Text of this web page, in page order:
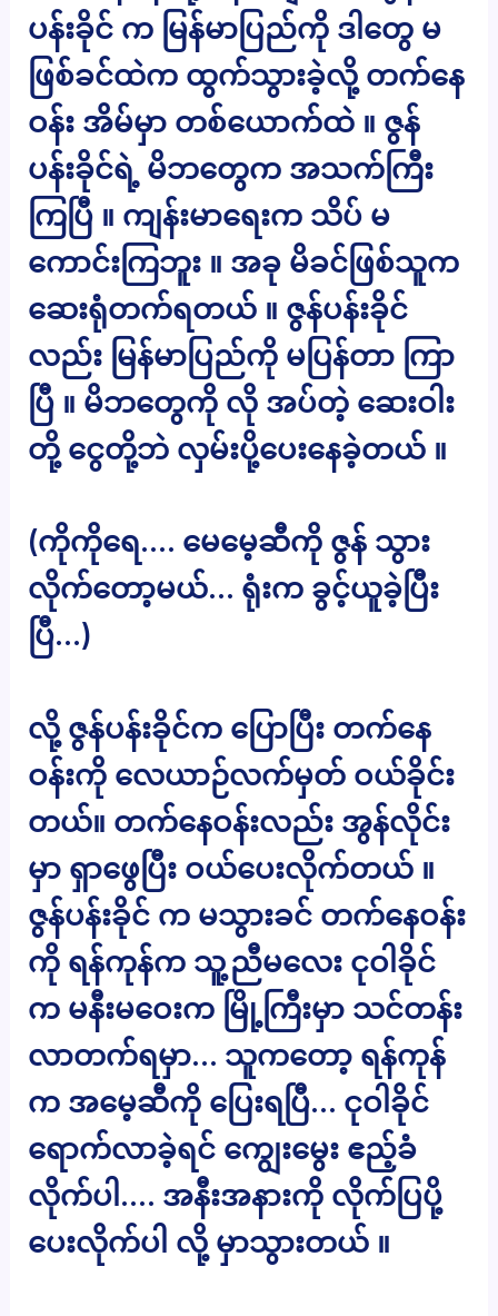
ပန်းခိုင် က မြန်မာပြည်ကို ဒါတွေ မ
ဖြစ်ခင်ထဲက ထွက်သွားခဲ့လို့ တက်နေ
ဝန်း အိမ်မှာ တစ်ယောက်ထဲ ။ ဇွန်
ပန်းခိုင်ရဲ့ မိဘတွေက အသက်ကြီး
ကြပြီ ။ ကျန်းမာရေးက သိပ် မ
ကောင်းကြဘူး ။ အခု မိခင်ဖြစ်သူက
ဆေးရုံတက်ရတယ် ။ ဇွန်ပန်းခိုင်
လည်း မြန်မာပြည်ကို မပြန်တာ ကြာ
ပြီ ။ မိဘတွေကို လို အပ်တဲ့ ဆေးဝါး
တို့ ငွေတို့ဘဲ လှမ်းပို့ပေးနေခဲ့တယ် ။
(ကိုကိုရေ…. မေမေ့ဆီကို ဇွန် သွား
လိုက်တော့မယ်… ရုံးက ခွင့်ယူခဲ့ပြီး
ပြီ…)
လို့ ဇွန်ပန်းခိုင်က ပြောပြီး တက်နေ
ဝန်းကို လေယာဉ်လက်မှတ် ဝယ်ခိုင်း
တယ်။ တက်နေဝန်းလည်း အွန်လိုင်း
မှာ ရှာဖွေပြီး ဝယ်ပေးလိုက်တယ် ။
ဇွန်ပန်းခိုင် က မသွားခင် တက်နေဝန်း
ကို ရန်ကုန်က သူ့ညီမလေး ငုဝါခိုင်
က မနီးမဝေးက မြို့ကြီးမှာ သင်တန်း
လာတက်ရမှာ… သူကတော့ ရန်ကုန်
က အမေ့ဆီကို ပြေးရပြီ… ငုဝါခိုင်
ရောက်လာခဲ့ရင် ကျွေးမွေး ဧည့်ခံ
လိုက်ပါ…. အနီးအနားကို လိုက်ပြပို့
ပေးလိုက်ပါ လို့ မှာသွားတယ် ။